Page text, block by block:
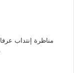
مناظرة إنتداب